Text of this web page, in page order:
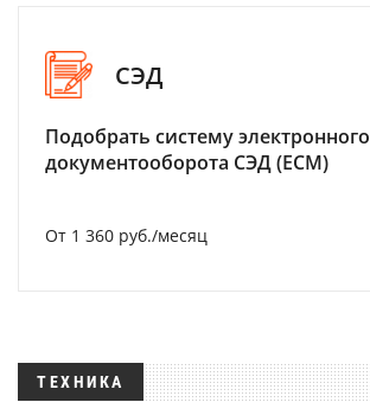
СЭД
Подобрать систему электронного
документооборота СЭД (ECM)
От 1 360 руб./месяц
ТЕХНИКА